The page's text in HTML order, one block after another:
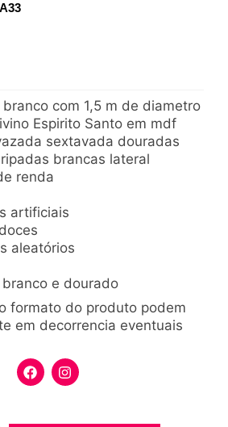
com 1,5 m de diametro
Espirito Santo em mdf
sextavada douradas
brancas lateral
renda
artificiais
aleatórios
e dourado
formato do produto podem
em decorrencia eventuais
F
a
I
n
Batizado